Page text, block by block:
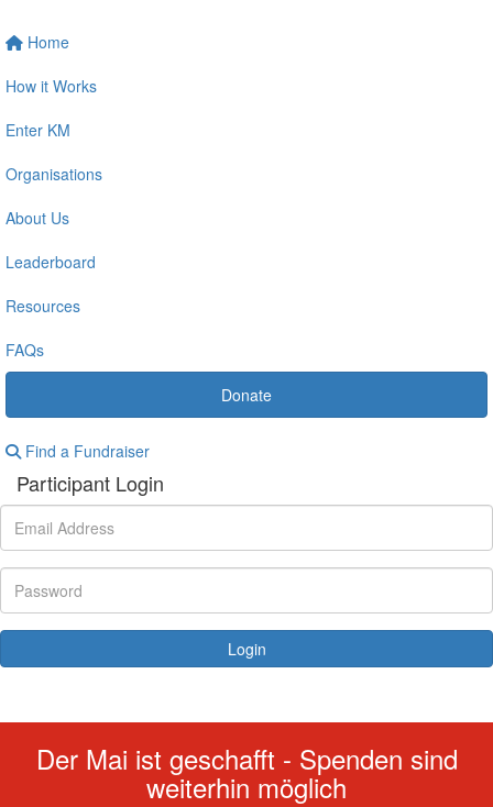
Home
How it Works
Enter KM
Organisations
About Us
Leaderboard
Resources
FAQs
Donate
Find a Fundraiser
Participant Login
Login
Der Mai ist geschafft - Spenden sind
weiterhin möglich